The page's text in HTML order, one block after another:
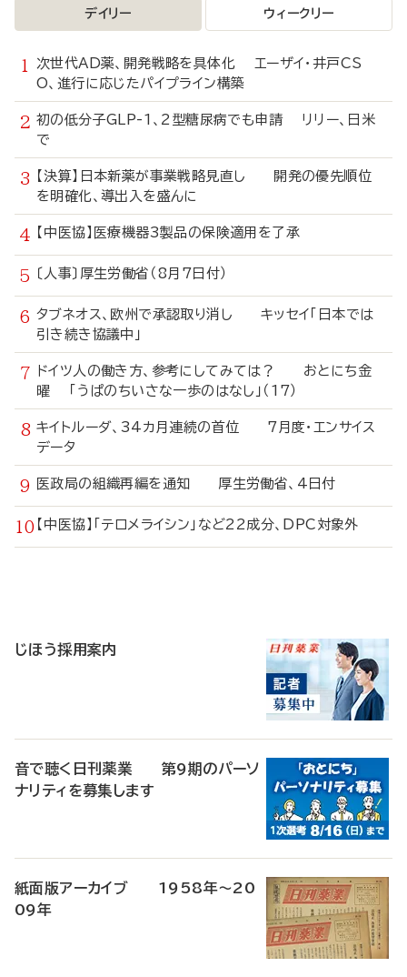
デイリー ウィークリー
次世代AD薬、開発戦略を具体化 エーザイ・井戸CS
O、進行に応じたパイプライン構築
初の低分子GLP-1、2型糖尿病でも申請 リリー、日米
で
【決算】日本新薬が事業戦略見直し 開発の優先順位
を明確化、導出入を盛んに
【中医協】医療機器3製品の保険適用を了承
〔人事〕厚生労働省（8月7日付）
タブネオス、欧州で承認取り消し キッセイ「日本では
引き続き協議中」
ドイツ人の働き方、参考にしてみては？ おとにち金
曜 「うぱのちいさな一歩のはなし」（17）
キイトルーダ、34カ月連続の首位 7月度・エンサイス
データ
医政局の組織再編を通知 厚生労働省、4日付
【中医協】「テロメライシン」など22成分、DPC対象外
じほう採用案内
音で聴く日刊薬業 第9期のパーソ
ナリティを募集します
紙面版アーカイブ 1958年～20
09年